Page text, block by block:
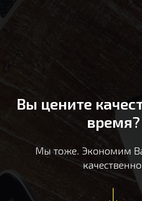
Вы цените
время?
Мы тоже. Экономим